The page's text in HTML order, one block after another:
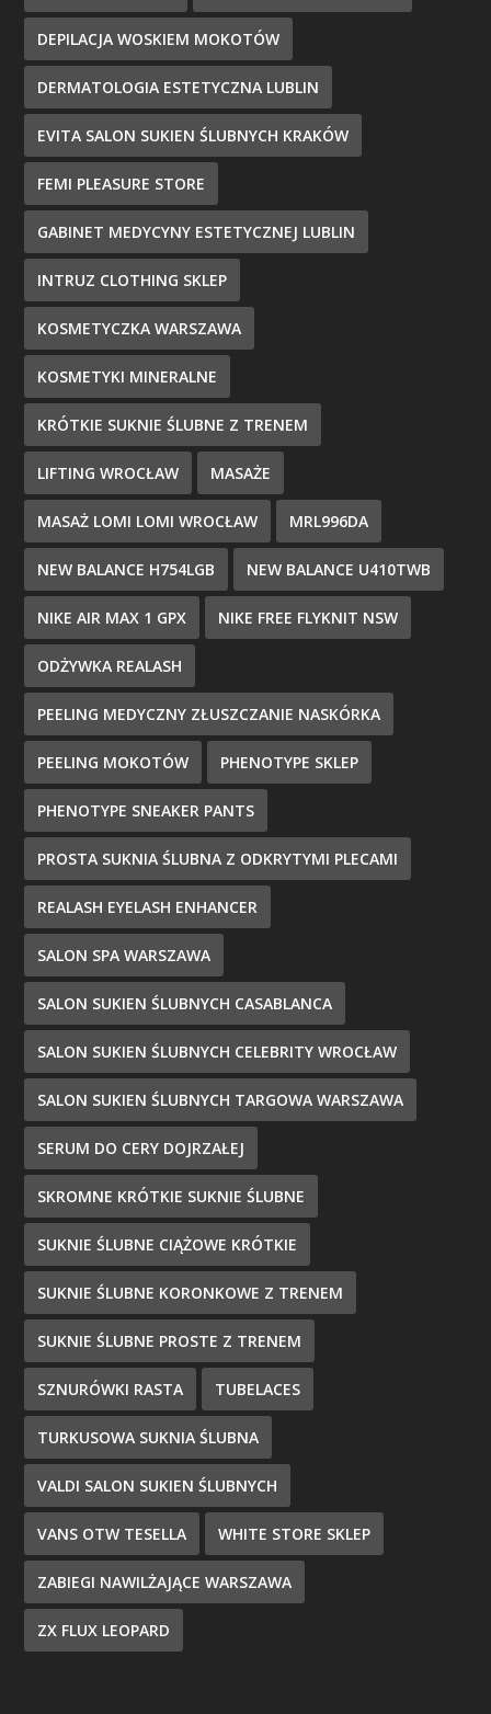
DEPILACJA WOSKIEM MOKOTÓW
DERMATOLOGIA ESTETYCZNA LUBLIN
EVITA SALON SUKIEN ŚLUBNYCH KRAKÓW
FEMI PLEASURE STORE
GABINET MEDYCYNY ESTETYCZNEJ LUBLIN
INTRUZ CLOTHING SKLEP
KOSMETYCZKA WARSZAWA
KOSMETYKI MINERALNE
KRÓTKIE SUKNIE ŚLUBNE Z TRENEM
LIFTING WROCŁAW MASAŻE
MASAŻ LOMI LOMI WROCŁAW MRL996DA
NEW BALANCE H754LGB NEW BALANCE U410TWB
NIKE AIR MAX 1 GPX NIKE FREE FLYKNIT NSW
ODŻYWKA REALASH
PEELING MEDYCZNY ZŁUSZCZANIE NASKÓRKA
PEELING MOKOTÓW PHENOTYPE SKLEP
PHENOTYPE SNEAKER PANTS
PROSTA SUKNIA ŚLUBNA Z ODKRYTYMI PLECAMI
REALASH EYELASH ENHANCER
SALON SPA WARSZAWA
SALON SUKIEN ŚLUBNYCH CASABLANCA
SALON SUKIEN ŚLUBNYCH CELEBRITY WROCŁAW
SALON SUKIEN ŚLUBNYCH TARGOWA WARSZAWA
SERUM DO CERY DOJRZAŁEJ
SKROMNE KRÓTKIE SUKNIE ŚLUBNE
SUKNIE ŚLUBNE CIĄŻOWE KRÓTKIE
SUKNIE ŚLUBNE KORONKOWE Z TRENEM
SUKNIE ŚLUBNE PROSTE Z TRENEM
SZNURÓWKI RASTA TUBELACES
TURKUSOWA SUKNIA ŚLUBNA
VALDI SALON SUKIEN ŚLUBNYCH
VANS OTW TESELLA WHITE STORE SKLEP
ZABIEGI NAWILŻAJĄCE WARSZAWA
ZX FLUX LEOPARD